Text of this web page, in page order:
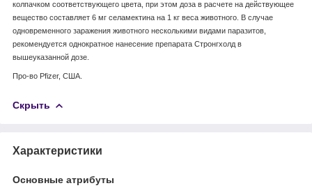
колпачком соответствующего цвета, при этом доза в расчете на действующее
вещество составляет 6 мг селамектина на 1 кг веса животного. В случае
одновременного заражения животного несколькими видами паразитов,
рекомендуется однократное нанесение препарата Стронгхолд в
вышеуказанной дозе.
Про-во Pfizer, США.
Скрыть
Характеристики
Основные атрибуты